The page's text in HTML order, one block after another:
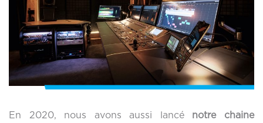
En 2020, nous avons aussi lancé notre chaine